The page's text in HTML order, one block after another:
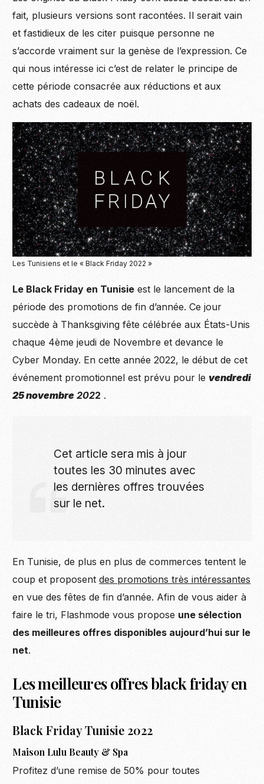
fait, plusieurs versions sont racontées. Il serait vain
et fastidieux de les citer puisque personne ne
s’accorde vraiment sur la genèse de l’expression. Ce
qui nous intéresse ici c’est de relater le principe de
cette période consacrée aux réductions et aux
achats des cadeaux de noël.
Les Tunisiens et le « Black Friday 2022 »
Le Black Friday en Tunisie est le lancement de la
période des promotions de fin d’année. Ce jour
succède à Thanksgiving fête célébrée aux États-Unis
chaque 4ème jeudi de Novembre et devance le
Cyber Monday. En cette année 2022, le début de cet
événement promotionnel est prévu pour le vendredi
25 novembre 2022 .
Cet article sera mis à jour
toutes les 30 minutes avec
les dernières offres trouvées
sur le net.
En Tunisie, de plus en plus de commerces tentent le
coup et proposentdes promotions très intéressantes
en vue des fêtes de fin d’année. Afin de vous aider à
faire le tri, Flashmode vous propose une sélection
des meilleures offres disponibles aujourd’hui sur le
net.
Les meilleures offres black friday en
Tunisie
Black Friday Tunisie 2022
Maison Lulu Beauty & Spa
Profitez d’une remise de 50% pour toutes